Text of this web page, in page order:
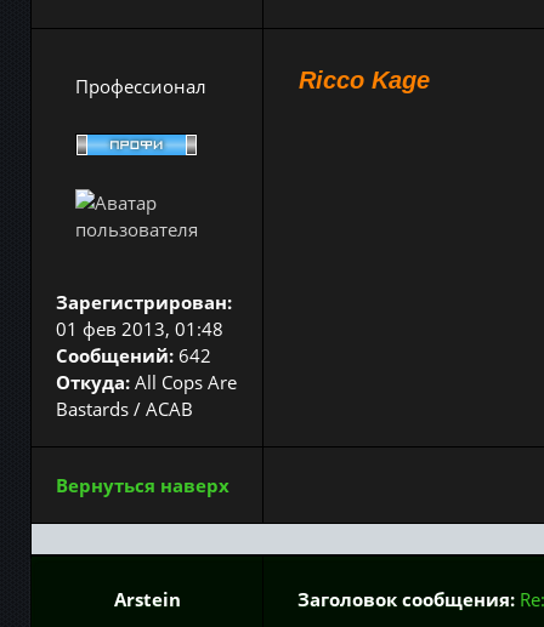
Профессионал
Зарегистрирован:
01 фев 2013, 01:48
Сообщений: 642
Откуда: All Cops Are
Bastards / ACAB
Ricco Kage
Вернуться наверх
Arstein Заголовок сообщения: